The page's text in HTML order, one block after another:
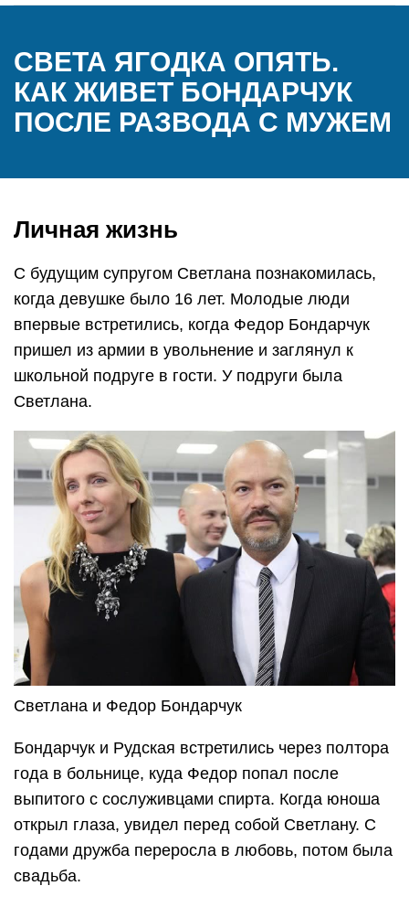
СВЕТА ЯГОДКА ОПЯТЬ.
КАК ЖИВЕТ БОНДАРЧУК
ПОСЛЕ РАЗВОДА С МУЖЕМ
Личная жизнь
С будущим супругом Светлана познакомилась,
когда девушке было 16 лет. Молодые люди
впервые встретились, когда Федор Бондарчук
пришел из армии в увольнение и заглянул к
школьной подруге в гости. У подруги была
Светлана.
Светлана и Федор Бондарчук
Бондарчук и Рудская встретились через полтора
года в больнице, куда Федор попал после
выпитого с сослуживцами спирта. Когда юноша
открыл глаза, увидел перед собой Светлану. С
годами дружба переросла в любовь, потом была
свадьба.